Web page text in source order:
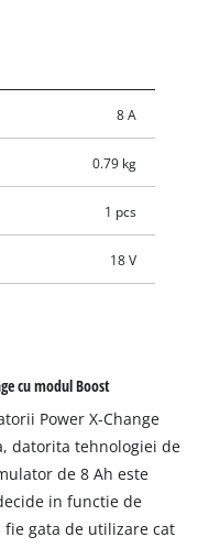
incarcare a
pana la 62%. Dar
daca butonul
modului de
si reactivarea
a-i reincarca
actuale privind
sunt furnizate prin
de agatare
8 A
0.79 kg
1 pcs
18 V
cu modul Boost
Power X-Change
datorita tehnologiei de
de 8 Ah este
in functie de
gata de utilizare cat